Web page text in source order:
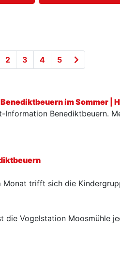
2 3 4 5
im Sommer |
Benediktbeuern.
Monat trifft sich die
die Vogelstation Moosmühle